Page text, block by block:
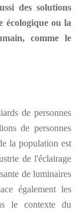
des solutions
écologique ou la
comme le
de personnes
de personnes
la population est
de l'éclairage
de luminaires
également les
le contexte du